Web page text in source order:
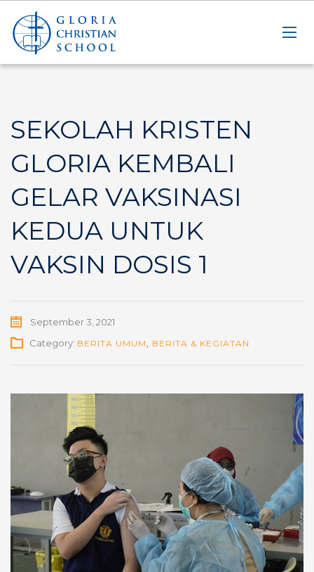
SEKOLAH KRISTEN
GLORIA KEMBALI
GELAR VAKSINASI
KEDUA UNTUK
VAKSIN DOSIS 1
September 3, 2021
Category: BERITA UMUM, BERITA & KEGIATAN